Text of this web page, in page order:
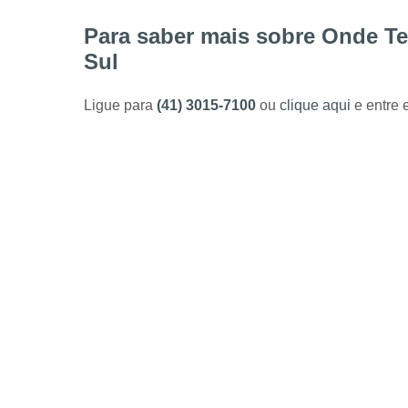
Para saber mais sobre Onde
Sul
Ligue para (41) 3015-7100 ou clique aqui e entre